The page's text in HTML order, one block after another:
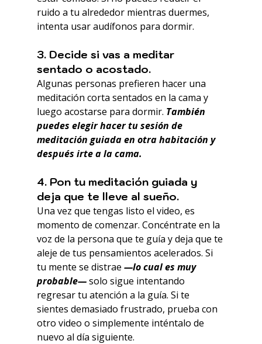
ruido a tu alrededor mientras duermes,
intenta usar audífonos para dormir.
3. Decide si vas a meditar
sentado o acostado.
Algunas personas prefieren hacer una
meditación corta sentados en la cama y
luego acostarse para dormir. También
puedes elegir hacer tu sesión de
meditación guiada en otra habitación y
después irte a la cama.
4. Pon tu meditación guiada y
deja que te lleve al sueño.
Una vez que tengas listo el video, es
momento de comenzar. Concéntrate en la
voz de la persona que te guía y deja que te
aleje de tus pensamientos acelerados. Si
tu mente se distrae —lo cual es muy
probable— solo sigue intentando
regresar tu atención a la guía. Si te
sientes demasiado frustrado, prueba con
otro video o simplemente inténtalo de
nuevo al día siguiente.